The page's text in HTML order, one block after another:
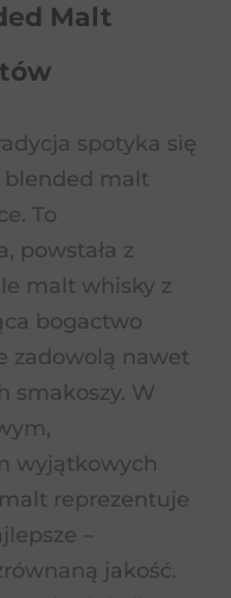
Malt
spotyka się
blended malt
To
powstała z
malt whisky z
bogactwo
zadowolą nawet
smakoszy. W
wyjątkowych
reprezentuje
–
jakość.